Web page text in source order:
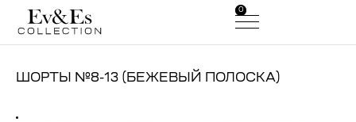
0
0
ШОРТЫ №8-13 (БЕЖЕВЫЙ ПОЛОСКА)